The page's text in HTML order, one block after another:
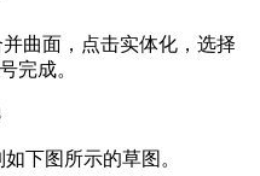
曲面，点击实体化，选择
完成。
下图所示的草图。